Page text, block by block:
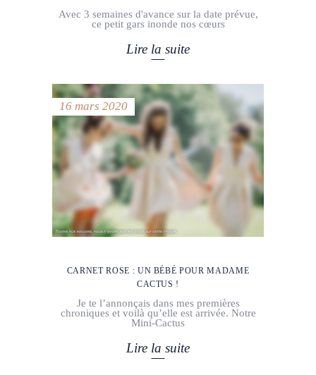
Avec 3 semaines d'avance sur la date prévue,
ce petit gars inonde nos cœurs
Lire la suite
16 mars 2020
CARNET ROSE : UN BÉBÉ POUR MADAME
CACTUS !
Je te l’annonçais dans mes premières
chroniques et voilà qu’elle est arrivée. Notre
Mini-Cactus
Lire la suite